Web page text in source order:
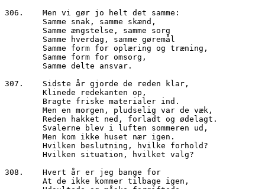
306.	Men vi gør jo helt det samme:
        Samme snak, samme skænd,
        Samme ængstelse, samme sorg
        Samme hverdag, samme gøremål
        Samme form for oplæring og træning,
        Samme form for omsorg,
        Samme delte ansvar.
307.	Sidste år gjorde de reden klar,
        Klinede redekanten op,
        Bragte friske materialer ind.
        Men en morgen, pludselig var de væk,
        Reden hakket ned, forladt og ødelagt.
        Svalerne blev i luften sommeren ud,
        Men kom ikke huset nær igen.
        Hvilken beslutning, hvilke forhold?
        Hvilken situation, hvilket valg?
308.	Hvert år er jeg bange for
        At de ikke kommer tilbage igen,